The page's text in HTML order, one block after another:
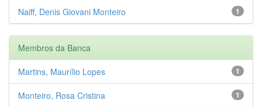
1
Naiff, Denis Giovani Monteiro
Membros da Banca
1
Martins, Maurílio Lopes
1
Monteiro, Rosa Cristina